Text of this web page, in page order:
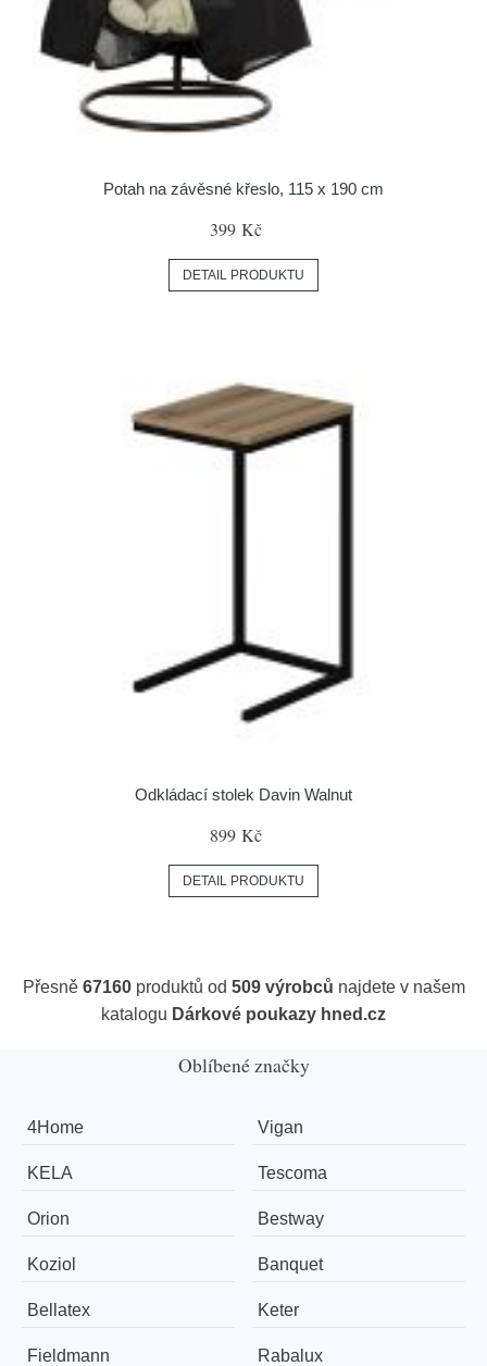
Potah na závěsné křeslo, 115 x 190 cm
399 Kč
DETAIL PRODUKTU
Odkládací stolek Davin Walnut
899 Kč
DETAIL PRODUKTU
Přesně 67160produktů od 509 výrobců najdete v našem
katalogu Dárkové poukazy hned.cz
Oblíbené značky
4Home Vigan
KELA Tescoma
Orion Bestway
Koziol Banquet
Bellatex Keter
Fieldmann Rabalux